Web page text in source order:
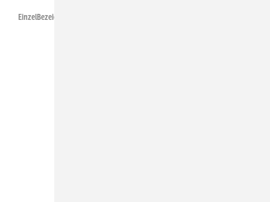
Einzel­Bezeichnungs­schilder.